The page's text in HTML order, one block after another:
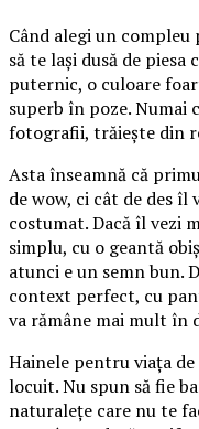
Când alegi un
să te lași dusă de
puternic, o culoare
superb în poze. Numai
fotografii, trăiește din
Asta înseamnă că
de wow, ci cât de des
costumat. Dacă îl vezi
simplu, cu o geantă
atunci e un semn bun.
context perfect, cu
va rămâne mai mult în
Hainele pentru viața de
locuit. Nu spun să fie
naturalețe care nu te